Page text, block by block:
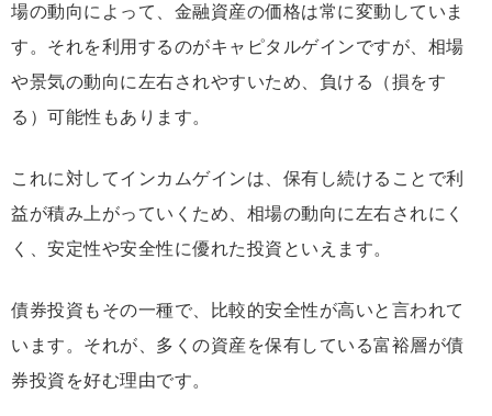
場の動向によって、金融資産の価格は常に変動していま
す。それを利用するのがキャピタルゲインですが、相場
や景気の動向に左右されやすいため、負ける（損をす
る）可能性もあります。
これに対してインカムゲインは、保有し続けることで利
益が積み上がっていくため、相場の動向に左右されにく
く、安定性や安全性に優れた投資といえます。
債券投資もその一種で、比較的安全性が高いと言われて
います。それが、多くの資産を保有している富裕層が債
券投資を好む理由です。